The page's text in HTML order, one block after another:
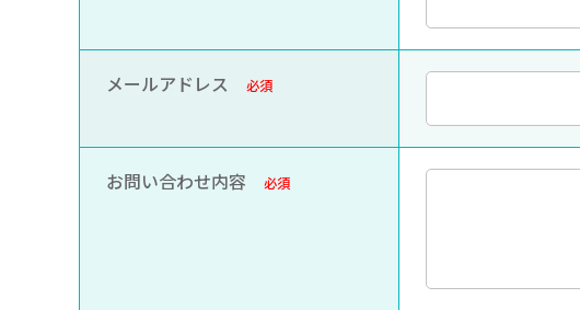
メールアドレス 必須
お問い合わせ内容 必須